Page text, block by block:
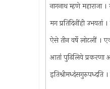
नागनाथ म्हणे महाराजा
मग प्रतिदिनींही
ऐसे तीन वर्षे लोटलीं ।
आतां पुढिलिये प्रकरणा
इतिश्रीमध्दंसगुरुपध्दति